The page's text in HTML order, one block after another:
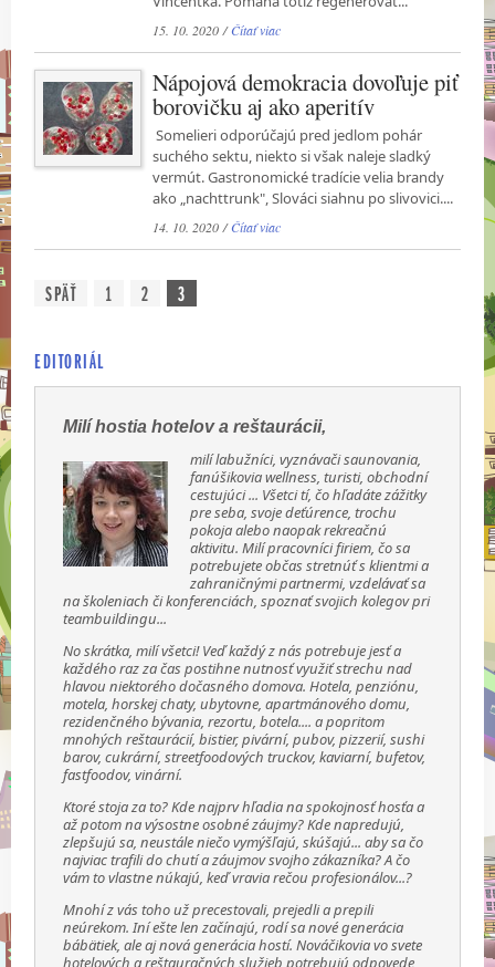
15. 10. 2020 /Čítať viac
Nápojová demokracia dovoľuje piť
borovičku aj ako aperitív
Somelieri odporúčajú pred jedlom pohár
suchého sektu, niekto si však naleje sladký
vermút. Gastronomické tradície velia brandy
ako „nachttrunk", Slováci siahnu po slivovici....
14. 10. 2020 /Čítať viac
SPÄŤ 1 2 3
EDITORIÁL
Milí hostia hotelov a reštaurácii,
milí labužníci, vyznávači saunovania,
fanúšikovia wellness, turisti, obchodní
cestujúci ... Všetci tí, čo hľadáte zážitky
pre seba, svoje deťúrence, trochu
pokoja alebo naopak rekreačnú
aktivitu. Milí pracovníci firiem, čo sa
potrebujete občas stretnúť s klientmi a
zahraničnými partnermi, vzdelávať sa
na školeniach či konferenciách, spoznať svojich kolegov pri
teambuildingu...
No skrátka, milí všetci! Veď každý z nás potrebuje jesť a
každého raz za čas postihne nutnosť využiť strechu nad
hlavou niektorého dočasného domova. Hotela, penziónu,
motela, horskej chaty, ubytovne, apartmánového domu,
rezidenčného bývania, rezortu, botela.... a popritom
mnohých reštaurácií, bistier, pivární, pubov, pizzerií, sushi
barov, cukrární, streetfoodových truckov, kaviarní, bufetov,
fastfoodov, vinární.
Ktoré stoja za to? Kde najprv hľadia na spokojnosť hosťa a
až potom na výsostne osobné záujmy? Kde napredujú,
zlepšujú sa, neustále niečo vymýšľajú, skúšajú... aby sa čo
najviac trafili do chutí a záujmov svojho zákazníka? A čo
vám to vlastne núkajú, keď vravia rečou profesionálov...?
Mnohí z vás toho už precestovali, prejedli a prepili
neúrekom. Iní ešte len začínajú, rodí sa nové generácia
bábätiek, ale aj nová generácia hostí. Nováčikovia vo svete
hotelových a reštauračných služieb potrebujú odpovede